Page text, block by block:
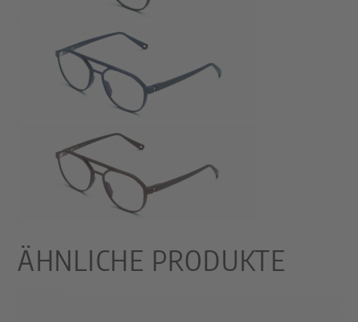
ÄHNLICHE PRODUKTE